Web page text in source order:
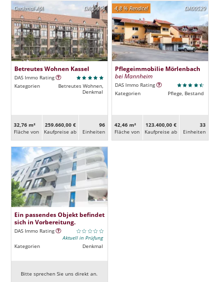
DA00654
Denkmal-AfA
Betreutes Wohnen Kassel
DAS Immo Rating
Kategorien
Betreutes Wohnen,
Denkmal
32,76 m²
Fläche von
259.660,00 €
Kaufpreise ab
96
Ein­heiten
DA00529
4,8 % Rendite!
Pflegeimmobilie Mörlenbach
bei Mannheim
DAS Immo Rating
Kategorien
Pflege, Bestand
42,46 m²
Fläche von
123.400,00 €
Kaufpreise ab
33
Ein­heiten
Ein passendes Objekt befindet
sich in Vorbereitung.
DAS Immo Rating
Aktuell in Prüfung
Kategorien
Denkmal
Bitte sprechen Sie uns direkt an.